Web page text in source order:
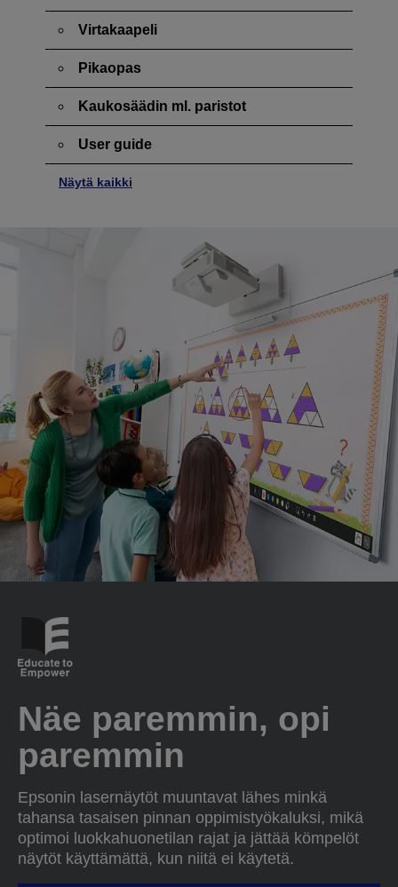
Virtakaapeli
Pikaopas
Kaukosäädin ml. paristot
User guide
Näytä kaikki
Näe paremmin, opi
paremmin
Epsonin lasernäytöt muuntavat lähes minkä
tahansa tasaisen pinnan oppimistyökaluksi, mikä
optimoi luokkahuonetilan rajat ja jättää kömpelöt
näytöt käyttämättä, kun niitä ei käytetä.